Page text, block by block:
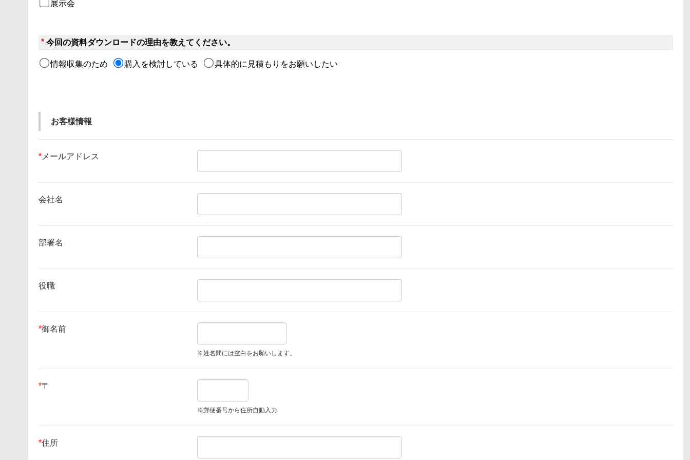
展示会
* 今回の資料ダウンロードの理由を教えてください。
情報収集のため 購入を検討している 具体的に見積もりをお願いしたい
お客様情報
* メールアドレス
会社名
部署名
役職
*御名前
※姓名間には空白をお願いします。
*〒
※郵便番号から住所自動入力
*住所